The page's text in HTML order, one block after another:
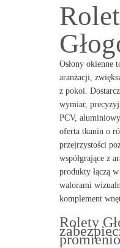
Osłony okienne
aranżacji,
z pokoi.
wymiar,
PCV,
oferta tkanin o
przejrzystości
współgrające z
produkty łączą
walorami
komplement
Rolety